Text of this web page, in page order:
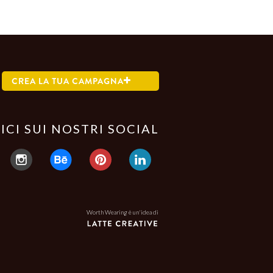
CREA LA TUA CAMPAGNA
SUI NOSTRI SOCIAL
Worth Wearing è un'idea di